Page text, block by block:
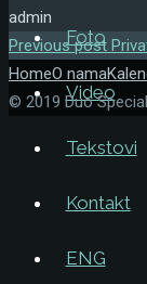
Foto
Video
Tekstovi
Kontakt
ENG
admin
Previous post
HomeO nama
© 2019 Duo